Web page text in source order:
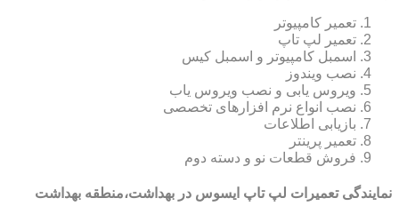
تعمیر کامپیوتر
تعمیر لپ تاپ
اسمبل کامپیوتر و اسمبل کیس
نصب ویندوز
ویروس یابی و نصب ویروس یاب
نصب انواع نرم افزارهای تخصصی
بازیابی اطلاعات
تعمیر پرینتر
فروش قطعات نو و دسته دوم
نمایندگی تعمیرات لپ تاپ ایسوس در بهداشت،منطقه بهداشت